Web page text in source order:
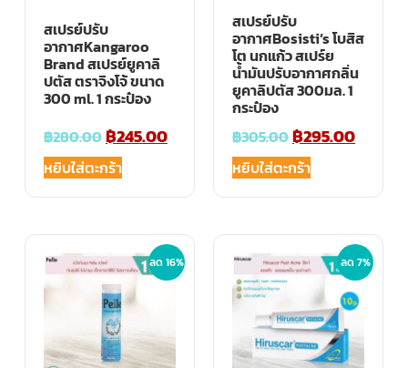
สเปรย์ปรับ
อากาศKangaroo
Brand สเปรย์ยูคาลิ
ปตัส ตราจิงโจ้ ขนาด
300 ml. 1 กระป๋อง
฿280.00฿245.00
หยิบใส่ตะกร้า
สเปรย์ปรับ
อากาศBosisti’s โบสิส
โต นกแก้ว สเปร์ย
น้ำมันปรับอากาศกลิ่น
ยูคาลิปตัส 300มล. 1
กระป๋อง
฿305.00฿295.00
หยิบใส่ตะกร้า
ลด 16% ลด 7%